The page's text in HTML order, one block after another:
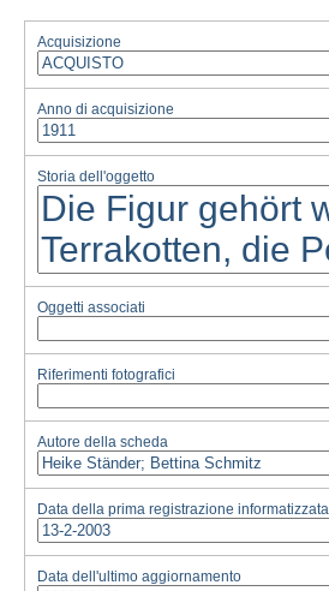
Acquisizione
Anno di acquisizione
Storia dell'oggetto
Oggetti associati
Riferimenti fotografici
Autore della scheda
Data della prima registrazione informatizzata
Data dell'ultimo aggiornamento